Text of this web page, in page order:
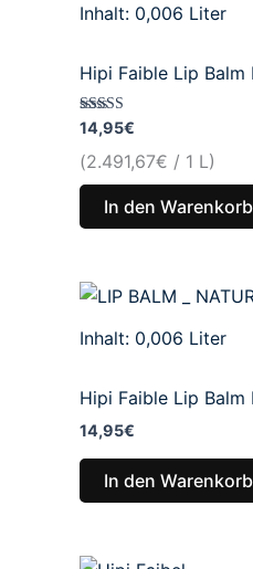
Inhalt: 0,006 Liter
Hipi Faible Lip
Bewertet mit
5.00
von 5
14,95€
(2.491,67€ / 1 L)
In den Warenkorb
Inhalt: 0,006 Liter
Hipi Faible Lip
14,95€
In den Warenkorb